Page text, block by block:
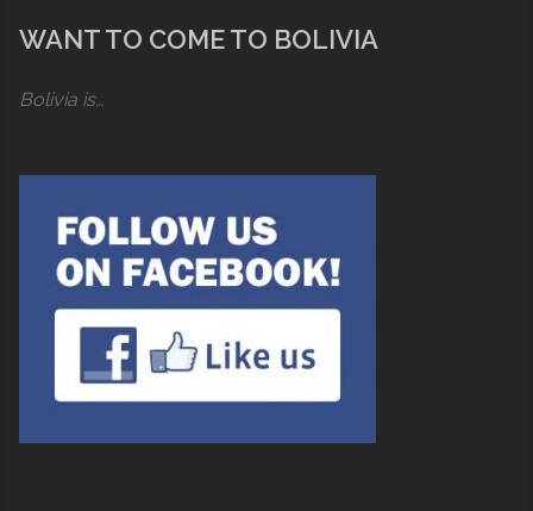
WANT TO COME TO BOLIVIA
Bolivia is…